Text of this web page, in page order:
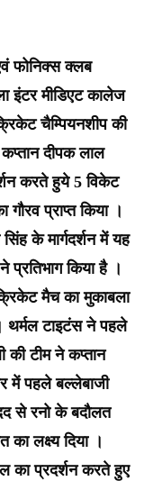
फोनिक्स क्लब
इंटर मीडिएट कालेज
चैम्पियनशीप की
दीपक लाल
करते हुये 5 विकेट
प्राप्त किया ।
के मार्गदर्शन में यह
प्रतिभाग किया है ।
मैच का मुकाबला
थर्मल टाइटंस ने पहले
टीम ने कप्तान
में पहले बल्लेबाजी
से रनो के बदौलत
लक्ष्य दिया ।
का प्रदर्शन करते हुए